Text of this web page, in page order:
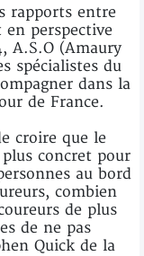
rapports entre
perspective
A.S.O (Amaury
spécialistes du
dans la
de France.
croire que le
concret pour
au bord
combien
de plus
de ne pas
Quick de la